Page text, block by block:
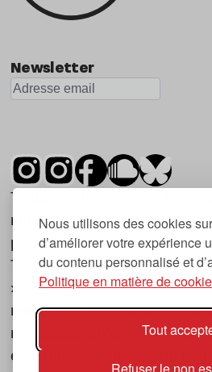
Nous utilisons des cookies
d’améliorer votre expérience
du contenu personnalisé et
Politique en matière de
Tout
Newsletter
Tsugi est un mensuel
musique et les nouvelles
première parution date de
Tsugi en japonais signifie «
», ce qui correspond à la
magazine, à l’affût des
musicales, qu’elles viennent
électronique, du rock ou du